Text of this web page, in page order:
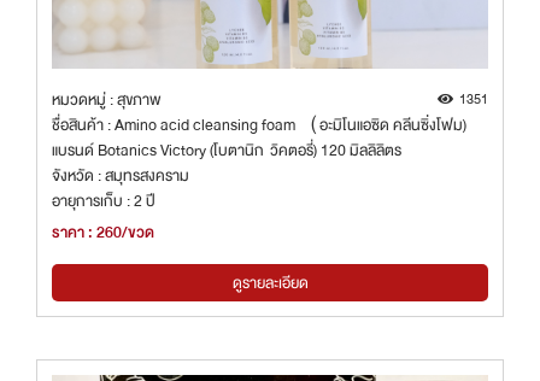
หมวดหมู่ : สุขภาพ 1351
ชื่อสินค้า : Amino acid cleansing foam （อะมิโนแอซิด คลีนซิ่งโฟม)
แบรนด์ Botanics Victory (โบตานิก วิคตอรี่) 120 มิลลิลิตร
จังหวัด : สมุทรสงคราม
อายุการเก็บ : 2 ปี
ราคา : 260/ขวด
ดูรายละเอียด